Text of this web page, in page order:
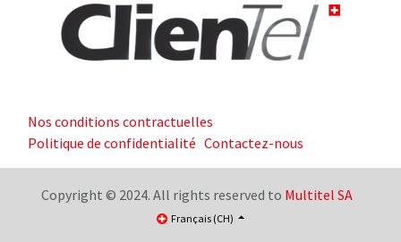
Nos conditions contractuelles
Politique de confidentialité Contactez-nous
Copyright © 2024. All rights reserved to Multitel SA
Français (CH)